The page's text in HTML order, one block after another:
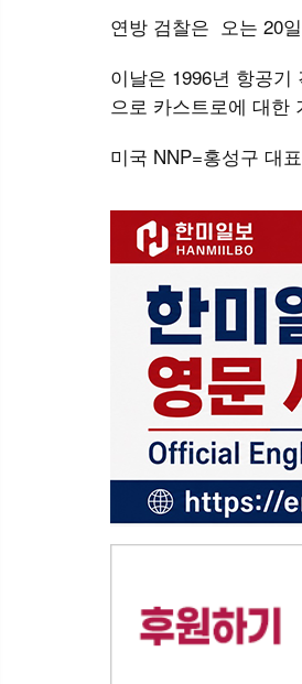
연방 검찰은 오는 20
이날은 1996년 항공
으로 카스트로에 대한
미국 NNP=홍성구 대